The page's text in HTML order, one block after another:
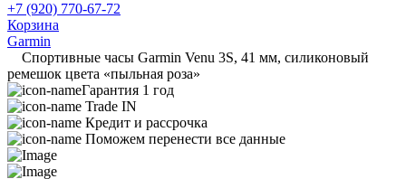
+7 (920) 770-67-72
Корзина
Garmin
Спортивные часы Garmin Venu 3S, 41 мм, силиконовый
ремешок цвета «пыльная роза»
Гарантия 1 год
Trade IN
Кредит и рассрочка
Поможем перенести все данные